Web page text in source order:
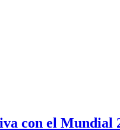
con el Mundial